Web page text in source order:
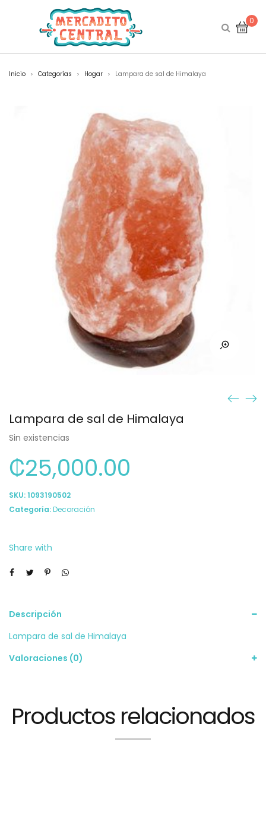
0
Inicio > Categorías > Hogar > Lampara de sal de Himalaya
Lampara de sal de Himalaya
Sin existencias
₡25,000.00
SKU:1093190502
Categoría:Decoración
Share with
Descripción
Lampara de sal de Himalaya
Valoraciones (0)
Productos relacionados